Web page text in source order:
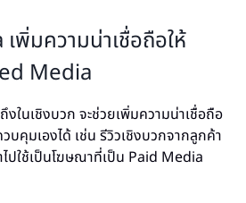
พิ่มความน่าเชื่อถือให้
Media
ในเชิงบวก จะช่วยเพิ่มความน่าเชื่อถือ
คุมเองได้ เช่น รีวิวเชิงบวกจากลูกค้า
ปใช้เป็นโฆษณาที่เป็น Paid Media